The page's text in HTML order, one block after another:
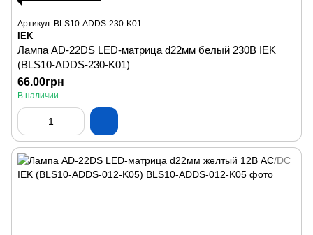
Артикул: BLS10-ADDS-230-K01
IEK
Лампа AD-22DS LED-матрица d22мм белый 230B IEK
(BLS10-ADDS-230-K01)
66.00грн
В наличии